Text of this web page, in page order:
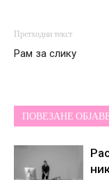
Претходни текст
Рам за слику
ПОВЕЗАНЕ